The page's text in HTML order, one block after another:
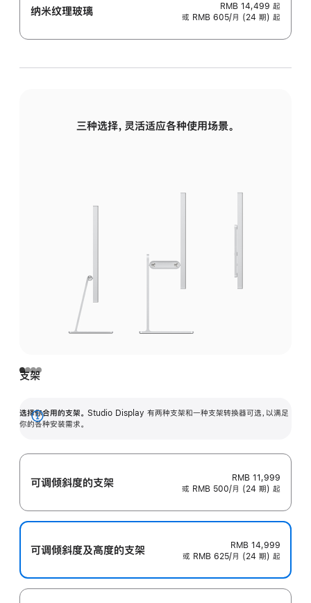
纳米纹理玻璃 RMB 14,499 起
或 RMB 605/月 (24 期) 起
三种选择，灵活适应各种使用场景。
支架
选择你合用的支架。 Studio Display 有两种支架和一种支架转换器可选，以满足
你的各种安装需求。
展
可调倾斜度的支架
RMB 11,999
或 RMB 500/月 (24 期) 起
可调倾斜度及高‍度的支‍架
RMB 14,999
或 RMB 625/月 (24 期) 起